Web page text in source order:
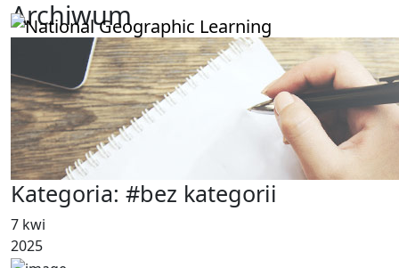
Archiwum
Kategoria: #bez kategorii
7 kwi
2025